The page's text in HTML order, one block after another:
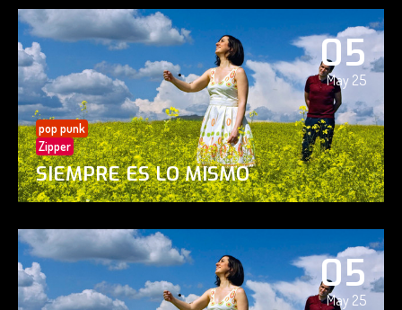
05
May 25
pop punk
Zipper
SIEMPRE ES LO MISMO
05
May 25